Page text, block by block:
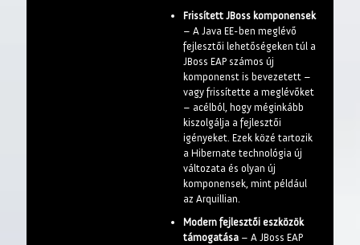
Frissített JBoss komponensek
– A Java EE-ben meglévő
fejlesztői lehetőségeken túl a
JBoss EAP számos új
komponenst is bevezetett –
vagy frissítette a meglévőket
– acélból, hogy méginkább
kiszolgálja a fejlesztői
igényeket. Ezek közé tartozik
a Hibernate technológia új
változata és olyan új
komponensek, mint például
az Arquillian.
Modern fejlesztői eszközök
támogatása – A JBoss EAP